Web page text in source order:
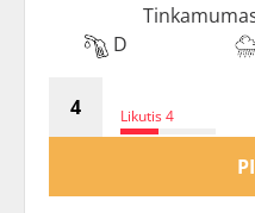
D
Likutis 4